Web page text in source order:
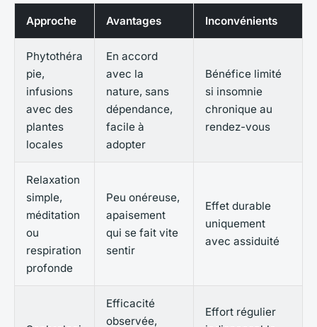
Approche Avantages Inconvénients
Phytothéra
pie,
infusions
avec des
plantes
locales
En accord
avec la
nature, sans
dépendance,
facile à
adopter
Bénéfice limité
si insomnie
chronique au
rendez-vous
Relaxation
simple,
méditation
ou
respiration
profonde
Peu onéreuse,
apaisement
qui se fait vite
sentir
Effet durable
uniquement
avec assiduité
Efficacité
observée,
Effort régulier